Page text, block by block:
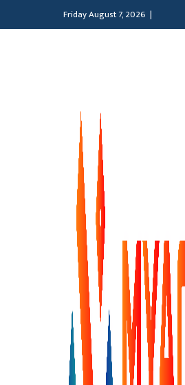
Friday August 7, 2026 |